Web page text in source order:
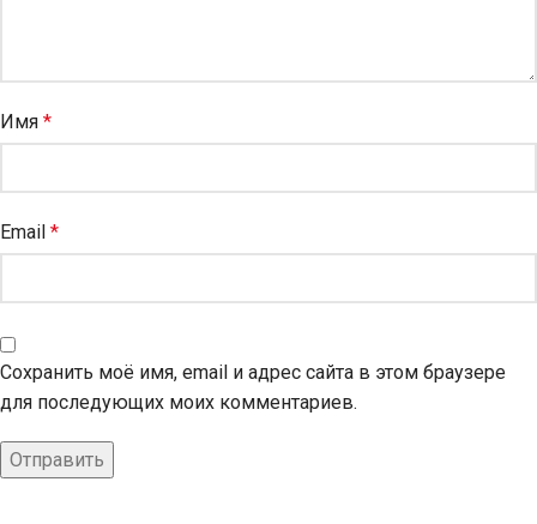
Имя *
Email *
Сохранить моё имя, email и адрес сайта в этом браузере
для последующих моих комментариев.